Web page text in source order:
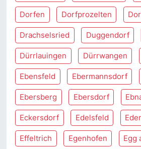
Dorfen Dorfprozelten
Drachselsried Duggendorf
Dürrlauingen Dürrwangen
Ebensfeld Ebermannsdorf
Ebersberg Ebersdorf
Eckersdorf Edelsfeld
Effeltrich Egenhofen Egg